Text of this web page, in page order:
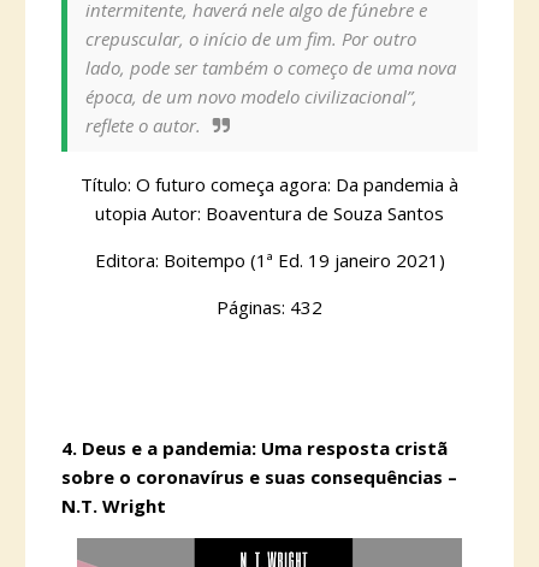
intermitente, haverá nele algo de fúnebre e
crepuscular, o início de um fim. Por outro
lado, pode ser também o começo de uma nova
época, de um novo modelo civilizacional”,
reflete o autor.
Título: O futuro começa agora: Da pandemia à
utopia Autor: Boaventura de Souza Santos
Editora: Boitempo (1ª Ed. 19 janeiro 2021)
Páginas: 432
4. Deus e a pandemia: Uma resposta cristã
sobre o coronavírus e suas consequências –
N.T. Wright